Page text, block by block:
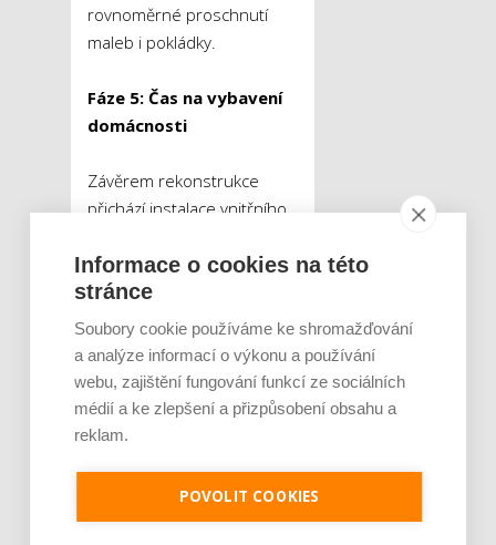
rovnoměrné proschnutí
maleb i pokládky.
Fáze 5: Čas na vybavení
domácnosti
Závěrem rekonstrukce
přichází instalace vnitřního
sem nejen montáž
kuchyňské linky a
spotřebičů, ale také
umístění nábytku v
obývacích a ložnicových
prostorách. Rozmístění
nábytku musí být nejen
Drobné detaily, jako jsou
Informace o cookies na této
stránce
Soubory cookie používáme ke shromažďování
a analýze informací o výkonu a používání
webu, zajištění fungování funkcí ze sociálních
médií a ke zlepšení a přizpůsobení obsahu a
reklam.
POVOLIT COOKIES